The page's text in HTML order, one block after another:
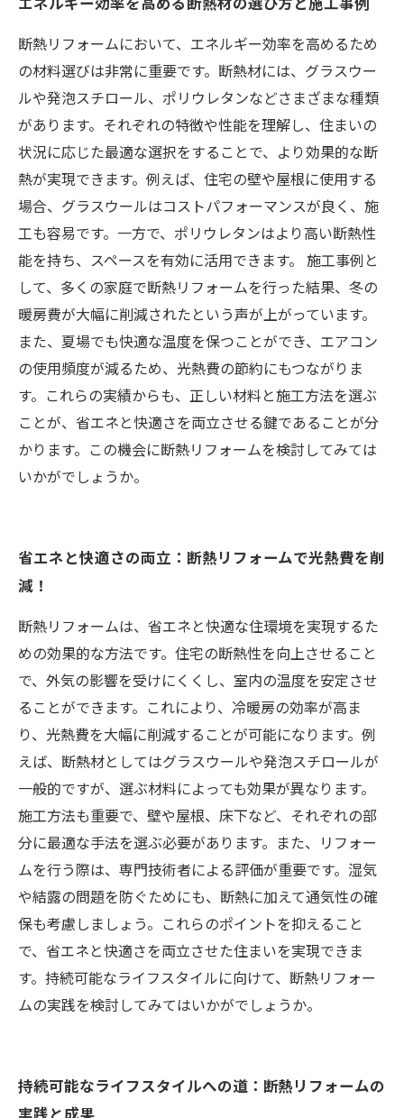
断熱リフォームにおいて、エネルギー効率を高めるため
の材料選びは非常に重要です。断熱材には、グラスウー
ルや発泡スチロール、ポリウレタンなどさまざまな種類
があります。それぞれの特徴や性能を理解し、住まいの
状況に応じた最適な選択をすることで、より効果的な断
熱が実現できます。例えば、住宅の壁や屋根に使用する
場合、グラスウールはコストパフォーマンスが良く、施
工も容易です。一方で、ポリウレタンはより高い断熱性
能を持ち、スペースを有効に活用できます。 施工事例と
して、多くの家庭で断熱リフォームを行った結果、冬の
暖房費が大幅に削減されたという声が上がっています。
また、夏場でも快適な温度を保つことができ、エアコン
の使用頻度が減るため、光熱費の節約にもつながりま
す。これらの実績からも、正しい材料と施工方法を選ぶ
ことが、省エネと快適さを両立させる鍵であることが分
かります。この機会に断熱リフォームを検討してみては
いかがでしょうか。
省エネと快適さの両立：断熱リフォームで光熱費を削
減！
断熱リフォームは、省エネと快適な住環境を実現するた
めの効果的な方法です。住宅の断熱性を向上させること
で、外気の影響を受けにくくし、室内の温度を安定させ
ることができます。これにより、冷暖房の効率が高ま
り、光熱費を大幅に削減することが可能になります。例
えば、断熱材としてはグラスウールや発泡スチロールが
一般的ですが、選ぶ材料によっても効果が異なります。
施工方法も重要で、壁や屋根、床下など、それぞれの部
分に最適な手法を選ぶ必要があります。また、リフォー
ムを行う際は、専門技術者による評価が重要です。湿気
や結露の問題を防ぐためにも、断熱に加えて通気性の確
保も考慮しましょう。これらのポイントを抑えること
で、省エネと快適さを両立させた住まいを実現できま
す。持続可能なライフスタイルに向けて、断熱リフォー
ムの実践を検討してみてはいかがでしょうか。
持続可能なライフスタイルへの道：断熱リフォームの
実践と成果